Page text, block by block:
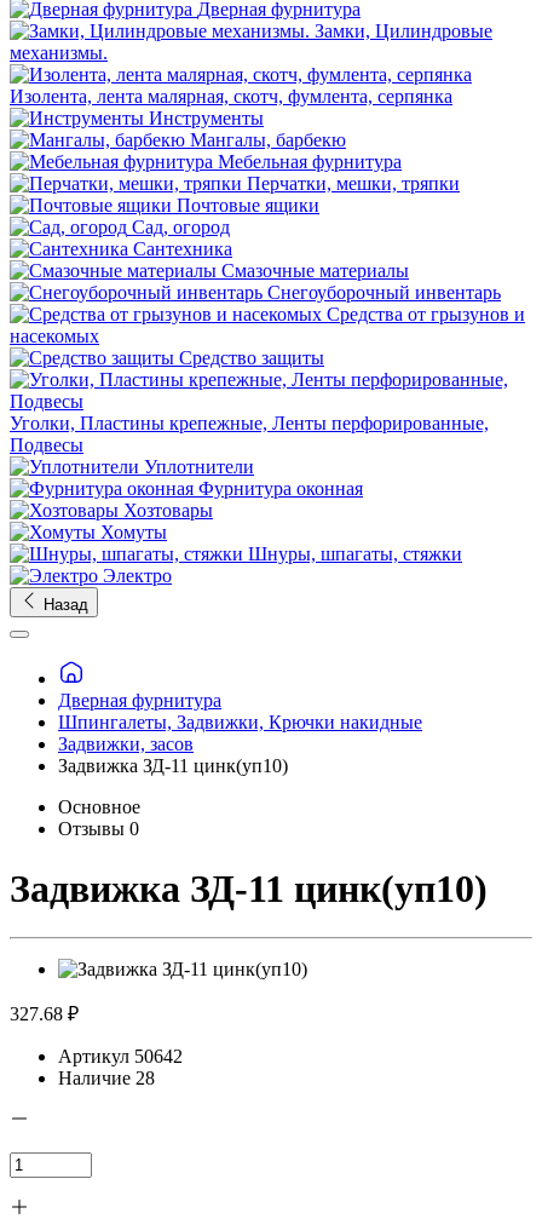
Дверная фурнитура
Замки, Цилиндровые
механизмы.
Изолента, лента малярная, скотч, фумлента, серпянка
Инструменты
Мангалы, барбекю
Мебельная фурнитура
Перчатки, мешки, тряпки
Почтовые ящики
Сад, огород
Сантехника
Смазочные материалы
Снегоуборочный инвентарь
Средства от грызунов и
насекомых
Средство защиты
Уголки, Пластины крепежные, Ленты перфорированные,
Подвесы
Уплотнители
Фурнитура оконная
Хозтовары
Хомуты
Шнуры, шпагаты, стяжки
Электро
Назад
Дверная фурнитура
Шпингалеты, Задвижки, Крючки накидные
Задвижки, засов
Задвижка ЗД-11 цинк(уп10)
Основное
Отзывы 0
Задвижка ЗД-11 цинк(уп10)
327.68 ₽
Артикул 50642
Наличие 28